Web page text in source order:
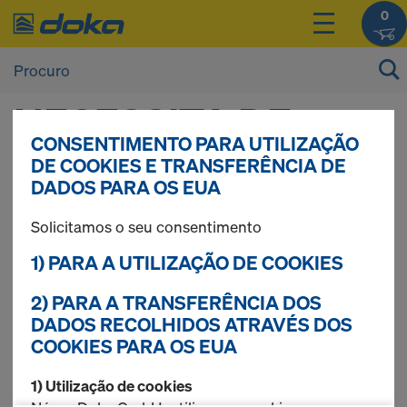
0
NECESSITA DE
AJUDA?
A Equipa de Suporte Online Doka terá todo o prazer
em ajudá-lo.
Informações de contacto
Telefone:+351 219111 2660
E-Mail:shop-pt@doka.com
Horário de funcionamento
CONSENTIMENTO PARA UTILIZAÇÃO
DE COOKIES E TRANSFERÊNCIA DE
DADOS PARA OS EUA
Solicitamos o seu consentimento
1) PARA A UTILIZAÇÃO DE COOKIES
2) PARA A TRANSFERÊNCIA DOS
DADOS RECOLHIDOS ATRAVÉS DOS
COOKIES PARA OS EUA
1) Utilização de cookies